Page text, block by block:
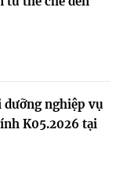
dưỡng nghiệp vụ
K05.2026 tại